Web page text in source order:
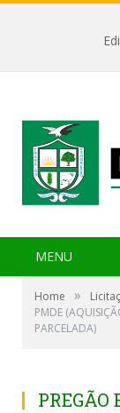
MENU
Home »
PMDE
PARCELADA)
PREGÃO